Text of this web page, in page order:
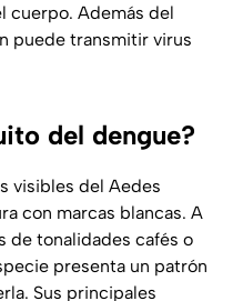
cuerpo. Además del
puede transmitir virus
del dengue?
visibles del Aedes
con marcas blancas. A
de tonalidades cafés o
presenta un patrón
Sus principales